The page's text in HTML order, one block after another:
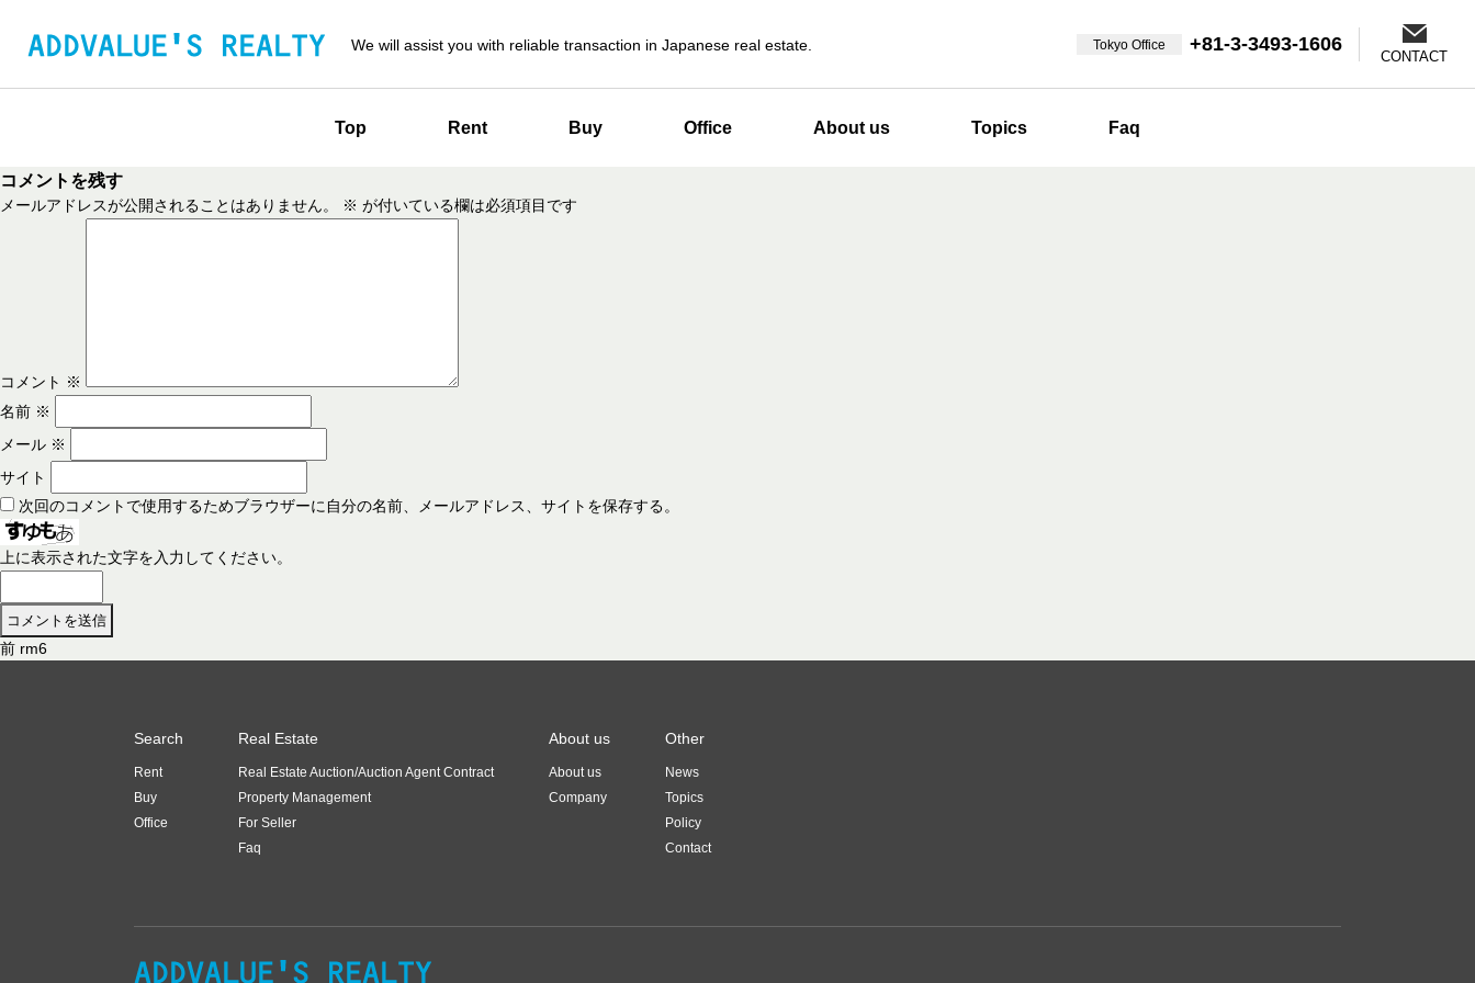
We will assist you with reliable transaction in Japanese real estate. Tokyo Office +81-3-3493-1606
CONTACT
Top Rent Buy Office About us Topics Faq
コメントを残す
メールアドレスが公開されることはありません。 ※ が付いている欄は必須項目です
コメント ※
名前 ※
メール ※
サイト
次回のコメントで使用するためブラウザーに自分の名前、メールアドレス、サイトを保存する。
上に表示された文字を入力してください。
投
前 前
rm6
Search
Rent
Buy
Office
Real Estate
Real Estate Auction/Auction Agent Contract
Property Management
For Seller
Faq
About us
About us
Company
Other
News
Topics
Policy
Contact